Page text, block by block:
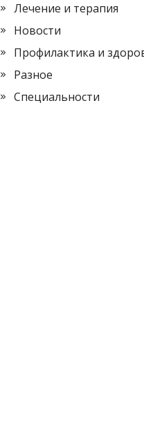
Лечение и терапия
Новости
Профилактика и
Разное
Специальности